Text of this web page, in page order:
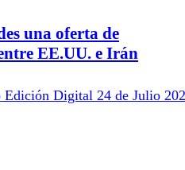
una oferta de
EE.UU. e Irán